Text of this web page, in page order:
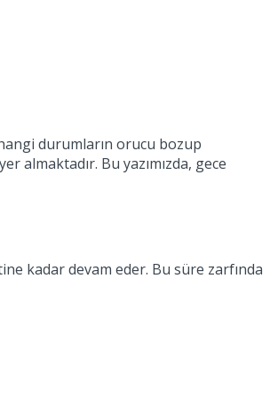
durumların orucu bozup
almaktadır. Bu yazımızda, gece
kadar devam eder. Bu süre zarfında